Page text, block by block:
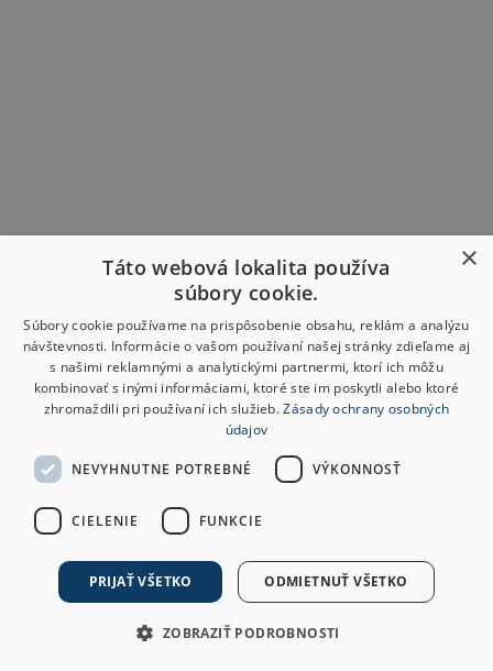
×
Táto webová lokalita používa
súbory cookie.
Súbory cookie používame na prispôsobenie obsahu, reklám a analýzu
návštevnosti. Informácie o vašom používaní našej stránky zdieľame aj
s našimi reklamnými a analytickými partnermi, ktorí ich môžu
kombinovať s inými informáciami, ktoré ste im poskytli alebo ktoré
zhromaždili pri používaní ich služieb.Zásady ochrany osobných
údajov
NEVYHNUTNE POTREBNÉ VÝKONNOSŤ
CIELENIE FUNKCIE
PRIJAŤ VŠETKO ODMIETNUŤ VŠETKO
ZOBRAZIŤ PODROBNOSTI